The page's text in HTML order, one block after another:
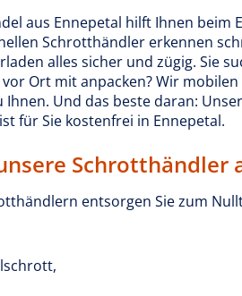
aus Ennepetal hilft Ihnen beim
Schrotthändler erkennen
alles sicher und zügig. Sie
vor Ort mit anpacken? Wir
Ihnen. Und das beste daran:
für Sie kostenfrei in Ennepetal.
Schrotthändler
entsorgen Sie zum